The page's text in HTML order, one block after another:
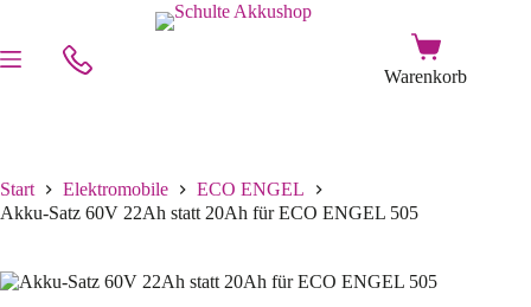
Start Elektromobile
ECO ENGEL
Akku-Satz 60V 22Ah statt 20Ah für ECO ENGEL 505